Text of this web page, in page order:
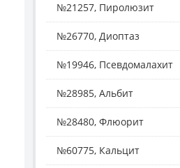
№21257, Пиролюзит
№26770, Диоптаз
№19946, Псевдомалахит
№28985, Альбит
№28480, Флюорит
№60775, Кальцит